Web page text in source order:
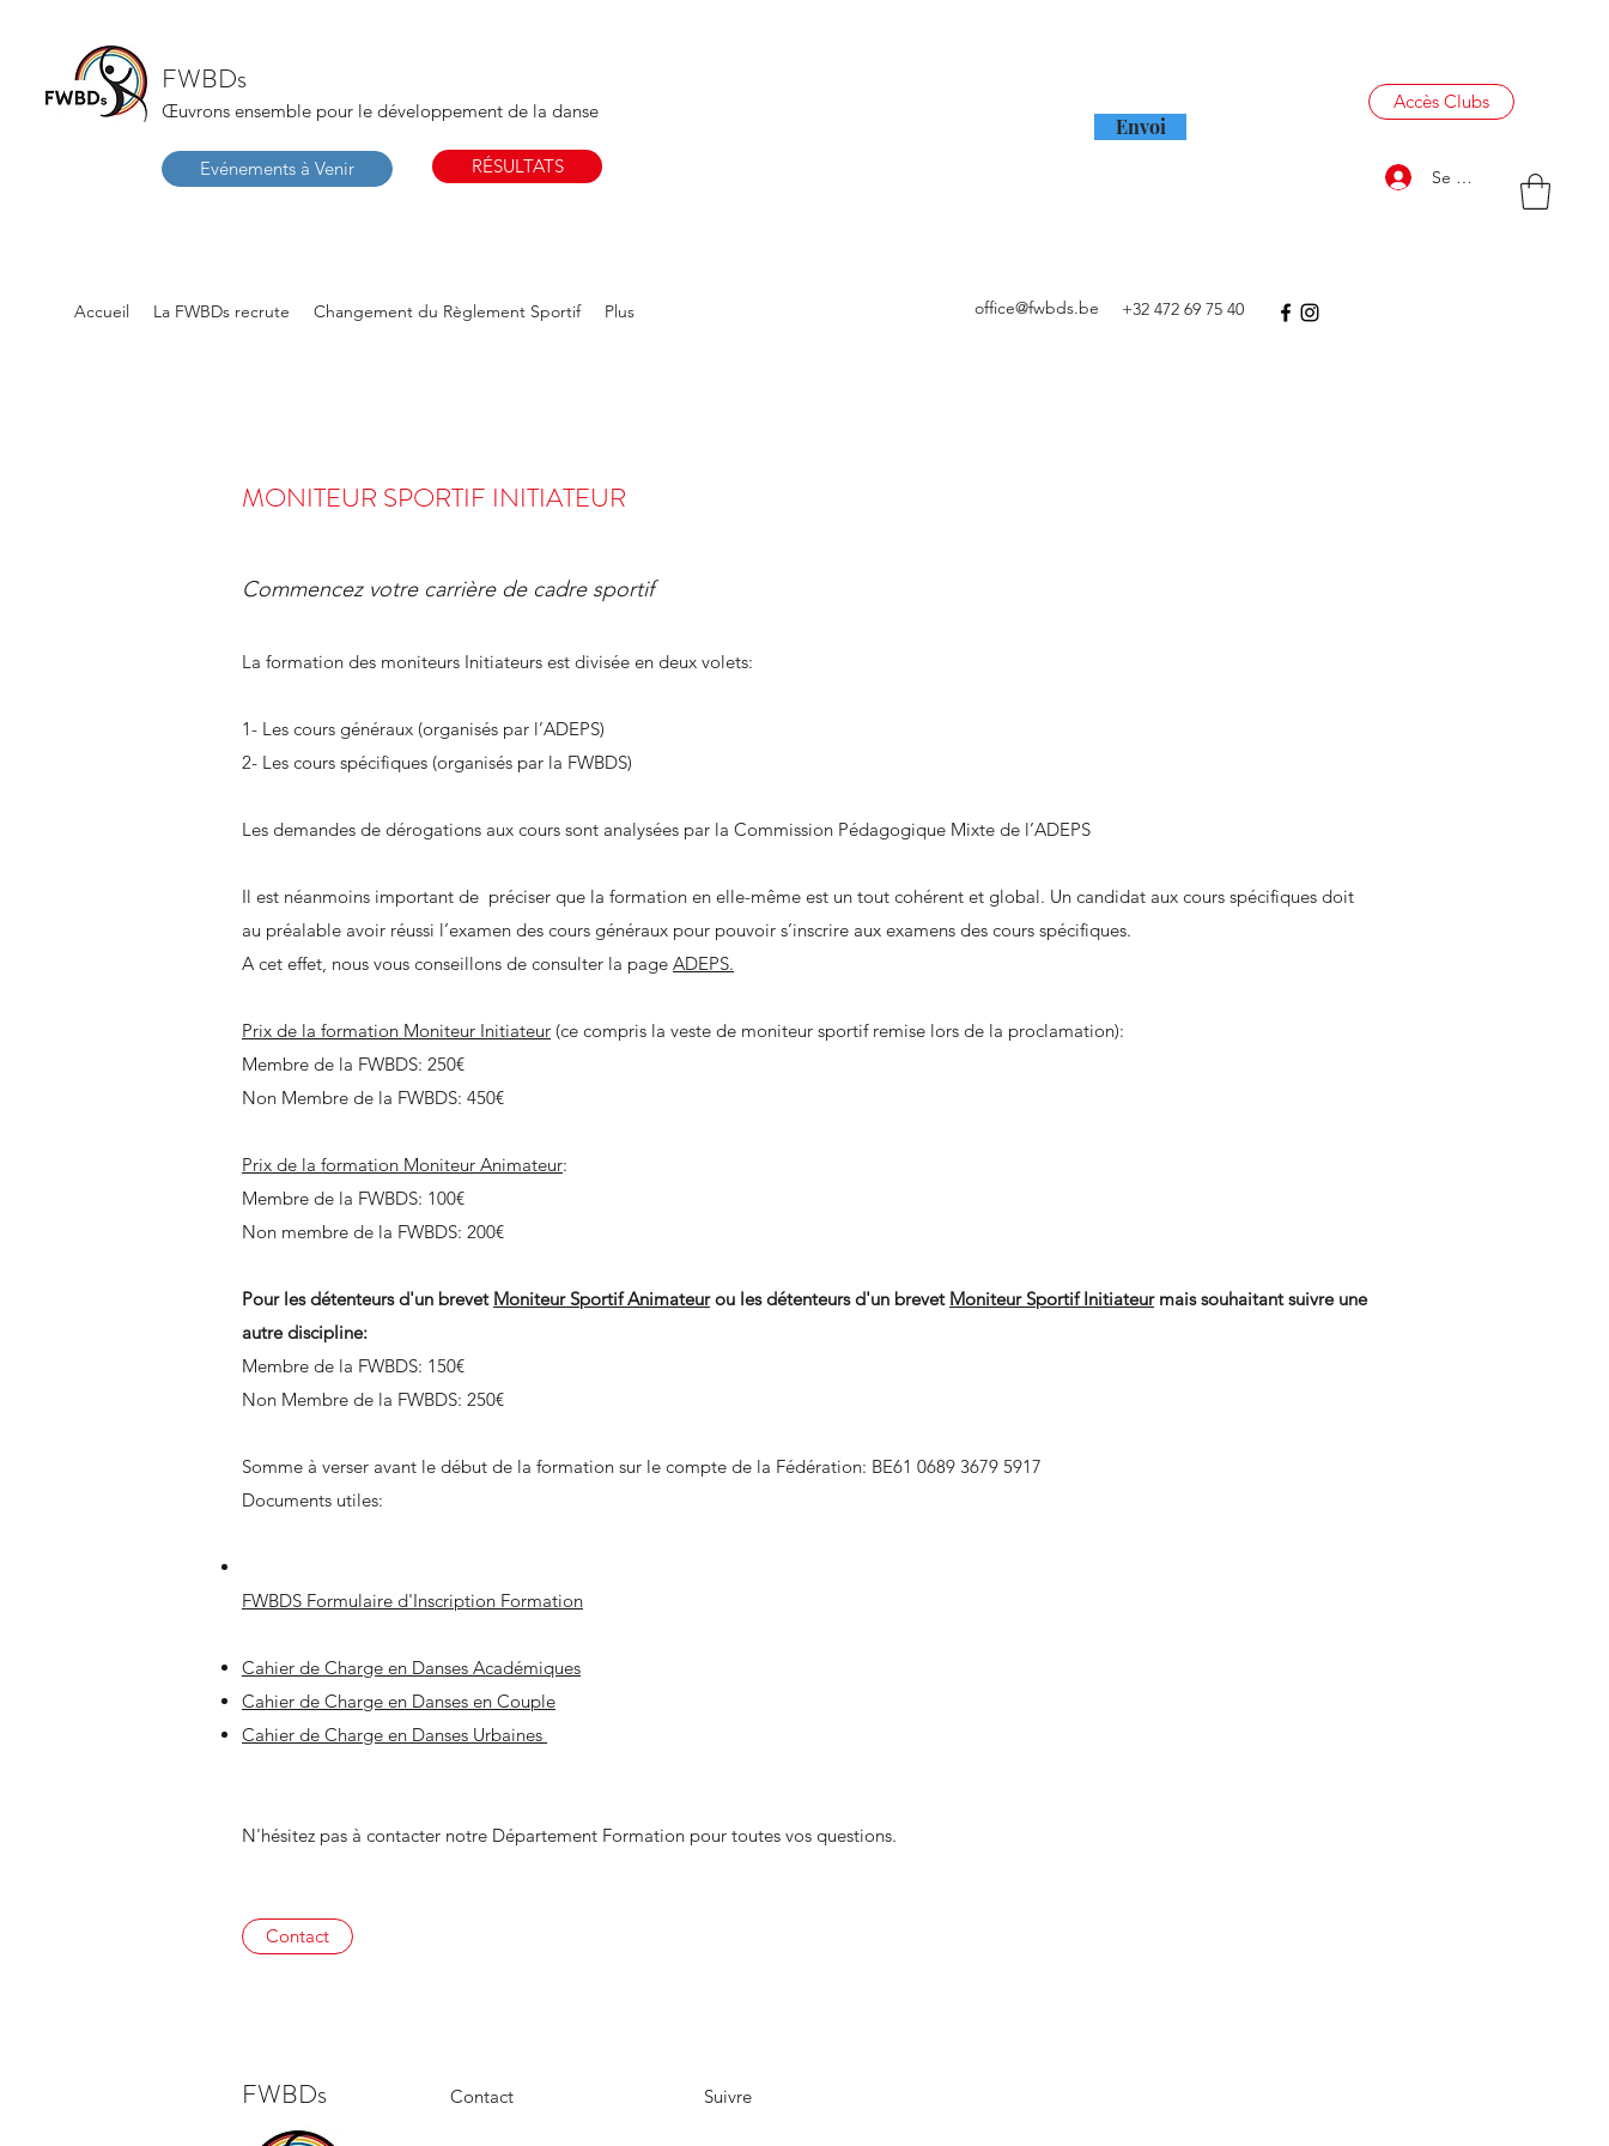
FWBDs
Œuvrons ensemble pour le développement de la danse
Evénements à Venir RÉSULTATS
Accès Clubs
Se connecter
Envoi
Accueil La FWBDs recrute Changement du Règlement Sportif Plus office@fwbds.be +32 472 69 75 40
MONITEUR SPORTIF INITIATEUR
Commencez votre carrière de cadre sportif
La formation des moniteurs Initiateurs est divisée en deux volets:
1- Les cours généraux (organisés par l’ADEPS)
2- Les cours spécifiques (organisés par la FWBDS)
Les demandes de dérogations aux cours sont analysées par la Commission Pédagogique Mixte de l’ADEPS
Il est néanmoins important de préciser que la formation en elle-même est un tout cohérent et global. Un candidat aux cours spécifiques doit
au préalable avoir réussi l’examen des cours généraux pour pouvoir s’inscrire aux examens des cours spécifiques.
A cet effet, nous vous conseillons de consulter la page ADEPS.
Prix de la formation Moniteur Initiateur (ce compris la veste de moniteur sportif remise lors de la proclamation):
Membre de la FWBDS: 250€
Non Membre de la FWBDS: 450€
Prix de la formation Moniteur Animateur:
Membre de la FWBDS: 100€
Non membre de la FWBDS: 200€
Pour les détenteurs d'un brevet Moniteur Sportif Animateurou les détenteurs d'un brevet Moniteur Sportif Initiateurmais souhaitant suivre une
autre discipline:
Membre de la FWBDS: 150€
Non Membre de la FWBDS: 250€
Somme à verser avant le début de la formation sur le compte de la Fédération: BE61 0689 3679 5917
Documents utiles:
FWBDS Formulaire d'Inscription Formation
Cahier de Charge en Danses Académiques
Cahier de Charge en Danses en Couple
Cahier de Charge en Danses Urbaines
N'hésitez pas à contacter notre Département Formation pour toutes vos questions.
Contact
FWBDs Contact Suivre